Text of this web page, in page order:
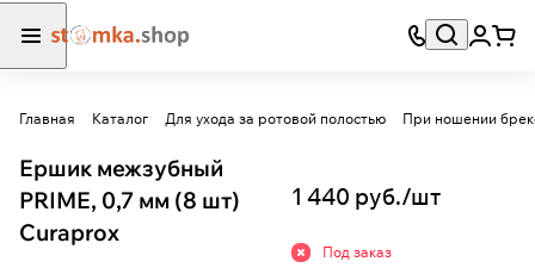
Главная Каталог Для ухода за ротовой полостью При ношении
Ершик межзубный
PRIME, 0,7 мм (8 шт)
Curaprox
1 440 руб./шт
Под заказ